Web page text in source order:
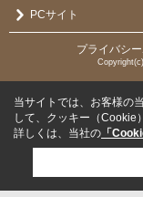
PCサイト
プライバシ
当サイトでは、お客様の
して、クッキー（Cookie
詳しくは、当社の 「